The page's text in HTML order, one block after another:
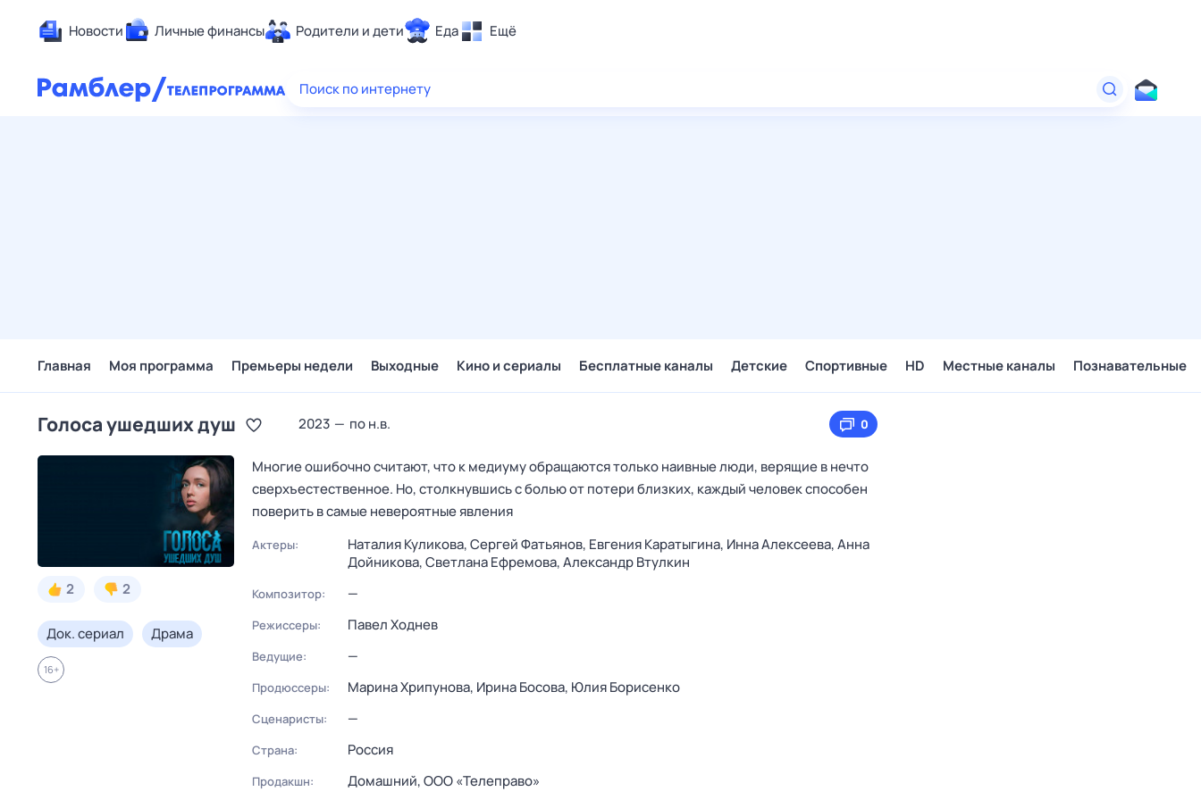
Новости Личные финансы Родители и дети Еда Ещё
Здоровье
Поиск по интернету
Главная Моя программа Премьеры недели Выходные Кино и сериалы Бесплатные каналы Детские Спортивные HD Местные каналы Познавательные
Голocа ушедших душ 2023 — по н.в. 0
2 2
Док. сериал Драма
16+
Многие ошибочно считают, что к медиуму обращаются только наивные люди, верящие в нечто
сверхъестественное. Но, столкнувшись с болью от потери близких, каждый человек способен
поверить в самые невероятные явления
Актеры: Наталия Куликова,Сергей Фатьянов, Евгения Каратыгина, Инна Алексеева,Анна
Дойникова,Светлана Ефремова,Александр Втулкин
Композитор: —
Режиссеры: Павел Ходнев
Ведущие: —
Продюссеры: Марина Хрипунова, Ирина Босова, Юлия Борисенко
Сценаристы: —
Страна: Россия
Продакшн: Домашний,ООО «Телеправо»